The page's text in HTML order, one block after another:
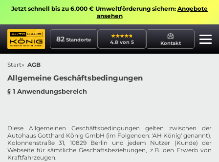
Jetzt schnell bis zu 6.000 € Umweltförderung sichern: Angebote
ansehen
82 Standorte 4.8 von 5 Kontakt
Start AGB
Allgemeine Geschäftsbedingungen
§ 1 Anwendungsbereich
Diese Allgemeinen Geschäftsbedingungen gelten zwischen der
Autohaus Gotthard König GmbH (im Folgenden: 'AH König' genannt),
Kolonnenstraße 31, 10829 Berlin und jedem Nutzer (Kunde) der
Webseite für sämtliche Geschäftsbeziehungen, z.B. den Erwerb von
Kraftfahrzeugen.